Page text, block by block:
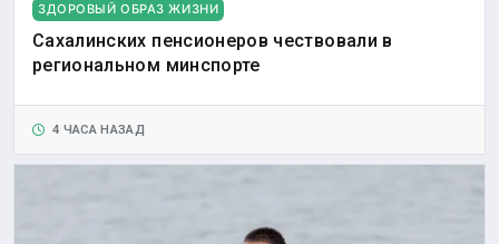
ЗДОРОВЫЙ ОБРАЗ ЖИЗНИ
Сахалинских пенсионеров чествовали в
региональном минспорте
4 ЧАСА НАЗАД